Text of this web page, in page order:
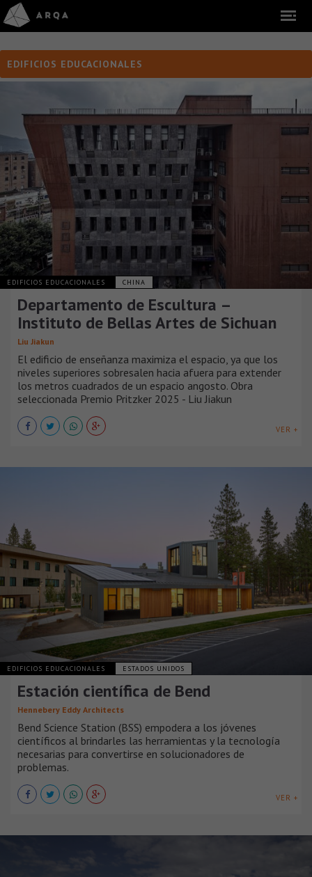
EDIFICIOS EDUCACIONALES
EDIFICIOS EDUCACIONALES CHINA
Departamento de Escultura –
Instituto de Bellas Artes de Sichuan
Liu Jiakun
El edificio de enseñanza maximiza el espacio, ya que los
niveles superiores sobresalen hacia afuera para extender
los metros cuadrados de un espacio angosto. Obra
seleccionada Premio Pritzker 2025 - Liu Jiakun
VER +
EDIFICIOS EDUCACIONALES ESTADOS UNIDOS
Estación científica de Bend
Hennebery Eddy Architects
Bend Science Station (BSS) empodera a los jóvenes
científicos al brindarles las herramientas y la tecnología
necesarias para convertirse en solucionadores de
problemas.
VER +